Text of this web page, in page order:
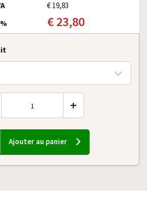
€ 19,83
€ 23,80
+
Ajouter au panier